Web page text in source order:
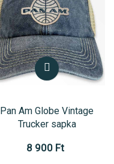
Pan Am Globe Vintage
Trucker sapka
8 900 Ft